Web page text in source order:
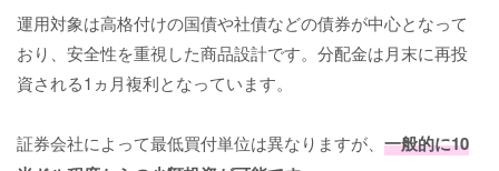
運用対象は高格付けの国債や社債などの債券が中心となって
おり、安全性を重視した商品設計です。分配金は月末に再投
資される1ヵ月複利となっています。
証券会社によって最低買付単位は異なりますが、 一般的に10